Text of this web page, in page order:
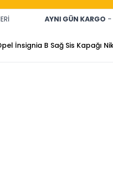
AYNI GÜN KARGO -
İnsignia B Sağ Sis Kapağı